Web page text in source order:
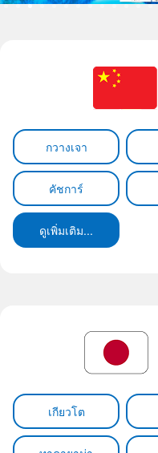
กวางเจา
คัชการ์
ดูเพิ่มเติม...
เกียวโต